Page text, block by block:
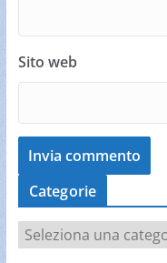
Sito web
Categorie
a